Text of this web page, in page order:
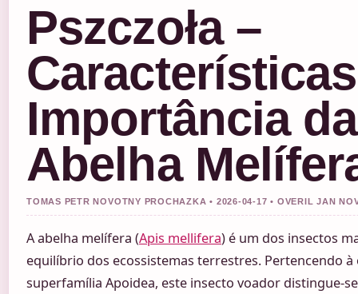
Pszczoła –
Importância da
Abelha
TOMAS PETR NOVOTNY PROCHAZKA • 2026-04-17 • OVERIL JAN
A abelha melífera (Apis mellifera) é um dos insectos
equilíbrio dos ecossistemas terrestres. Pertencendo
superfamília Apoidea, este insecto voador distingue-